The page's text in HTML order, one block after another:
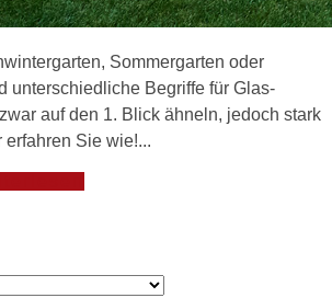
Sommergarten oder
unterschiedliche Begriffe für Glas-
auf den 1. Blick ähneln, jedoch stark
Sie wie!...